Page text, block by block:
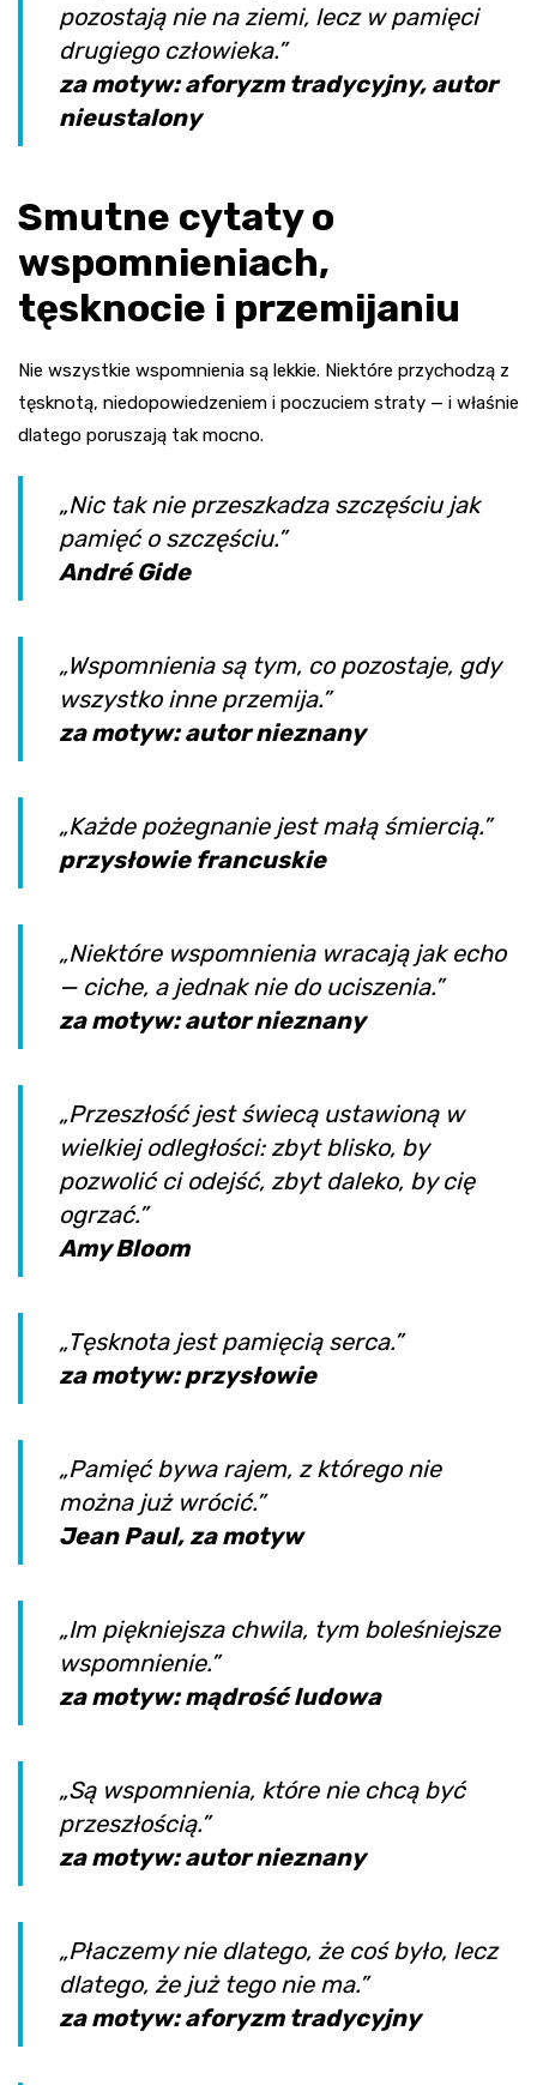
pozostają nie na ziemi, lecz w pamięci
drugiego człowieka.”
za motyw: aforyzm tradycyjny, autor
nieustalony
Smutne cytaty o
wspomnieniach,
tęsknocie i przemijaniu
Nie wszystkie wspomnienia są lekkie. Niektóre przychodzą z
tęsknotą, niedopowiedzeniem i poczuciem straty — i właśnie
dlatego poruszają tak mocno.
„Nic tak nie przeszkadza szczęściu jak
pamięć o szczęściu.”
André Gide
„Wspomnienia są tym, co pozostaje, gdy
wszystko inne przemija.”
za motyw: autor nieznany
„Każde pożegnanie jest małą śmiercią.”
przysłowie francuskie
„Niektóre wspomnienia wracają jak echo
— ciche, a jednak nie do uciszenia.”
za motyw: autor nieznany
„Przeszłość jest świecą ustawioną w
wielkiej odległości: zbyt blisko, by
pozwolić ci odejść, zbyt daleko, by cię
ogrzać.”
Amy Bloom
„Tęsknota jest pamięcią serca.”
za motyw: przysłowie
„Pamięć bywa rajem, z którego nie
można już wrócić.”
Jean Paul, za motyw
„Im piękniejsza chwila, tym boleśniejsze
wspomnienie.”
za motyw: mądrość ludowa
„Są wspomnienia, które nie chcą być
przeszłością.”
za motyw: autor nieznany
„Płaczemy nie dlatego, że coś było, lecz
dlatego, że już tego nie ma.”
za motyw: aforyzm tradycyjny